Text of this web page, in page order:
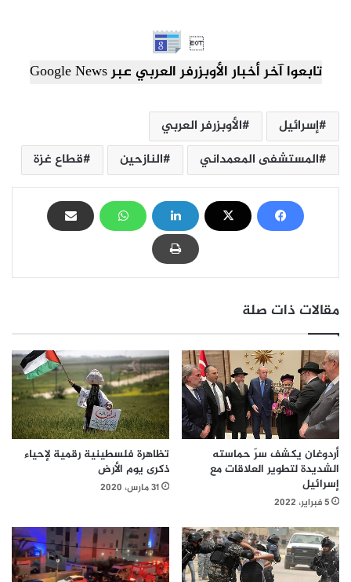

تابعوا آخر أخبار الأوبزرفر العربي عبر Google News
إسرائيل
الأوبزرفر العربي
المستشفى المعمداني
النازحين قطاع غزة
مقالات ذات صلة
أردوغان يكشف سرّ حماسته
الشديدة لتطوير العلاقات مع
إسرائيل
5 فبراير، 2022
تظاهرة فلسطينية رقمية لإحياء
ذكرى يوم الأرض
31 مارس، 2020